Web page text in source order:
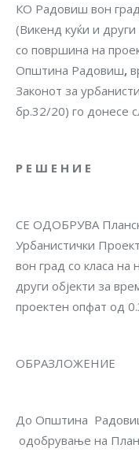
КО Радовиш вон
(Викенд куќи и
со површина на
Општина Радовиш,
Законот за
бр.32/20) го донесе
Р Е Ш Е Н И Е
СЕ ОДОБРУВА
Урбанистички
вон град со класа
други објекти за
проектен опфат од
ОБРАЗЛОЖЕНИЕ
До Општина
одобрување на